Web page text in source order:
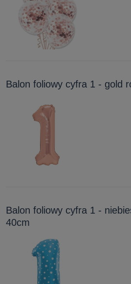
Balon foliowy cyfra 1 - gold
Balon foliowy cyfra 1 -
40cm